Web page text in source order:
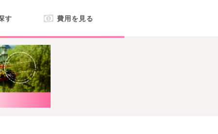
す 費用を見る